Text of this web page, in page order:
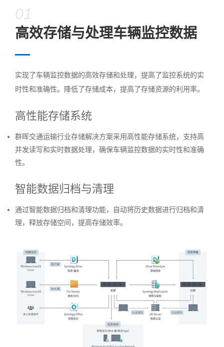
01
高效存储与处理车辆监控数据
实现了车辆监控数据的高效存储和处理，提高了监控系统的实
时性和准确性。降低了存储成本，提高了存储资源的利用率。
高性能存储系统
群晖交通运输行业存储解决方案采用高性能存储系统，支持高
并发读写和实时数据处理，确保车辆监控数据的实时性和准确
性。
智能数据归档与清理
通过智能数据归档和清理功能，自动将历史数据进行归档和清
理，释放存储空间，提高存储效率。